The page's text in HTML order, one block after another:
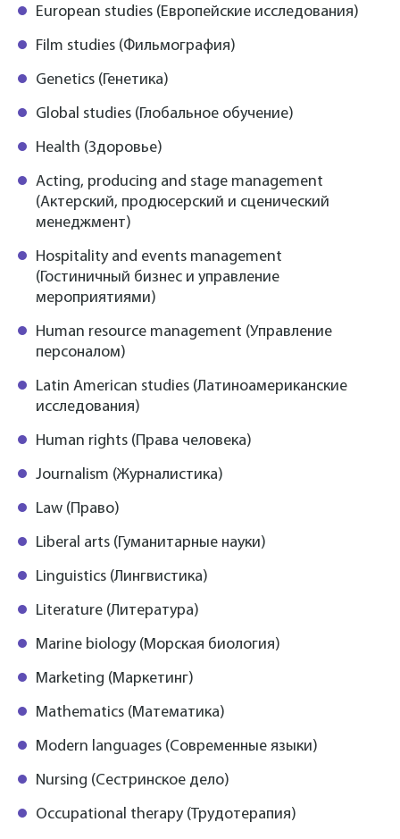
European studies (Европейские исследования)
Film studies (Фильмография)
Genetics (Генетика)
Global studies (Глобальное обучение)
Health (Здоровье)
Acting, producing and stage management
(Актерский, продюсерский и сценический
менеджмент)
Hospitality and events management
(Гостиничный бизнес и управление
мероприятиями)
Human resource management (Управление
персоналом)
Latin American studies (Латиноамериканские
исследования)
Human rights (Права человека)
Journalism (Журналистика)
Law (Право)
Liberal arts (Гуманитарные науки)
Linguistics (Лингвистика)
Literature (Литература)
Marine biology (Морская биология)
Marketing (Маркетинг)
Mathematics (Математика)
Modern languages (Современные языки)
Nursing (Сестринское дело)
Occupational therapy (Трудотерапия)